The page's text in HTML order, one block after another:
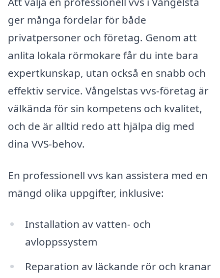
ger många fördelar för både
privatpersoner och företag. Genom att
anlita lokala rörmokare får du inte bara
expertkunskap, utan också en snabb och
effektiv service. Vångelstas vvs-företag är
välkända för sin kompetens och kvalitet,
och de är alltid redo att hjälpa dig med
dina VVS-behov.
En professionell vvs kan assistera med en
mängd olika uppgifter, inklusive:
Installation av vatten- och
avloppssystem
Reparation av läckande rör och kranar